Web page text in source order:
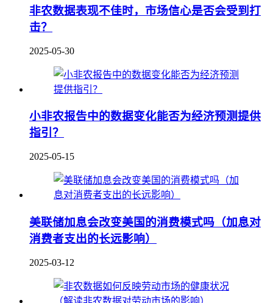
非农数据表现不佳时，市场信心是否会受到打
击？
2025-05-30
小非农报告中的数据变化能否为经济预测提供
指引？
2025-05-15
美联储加息会改变美国的消费模式吗（加息对
消费者支出的长远影响）
2025-03-12